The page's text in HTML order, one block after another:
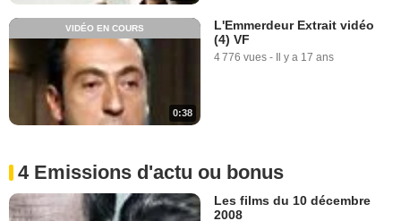
0:38
VIDÉO EN COURS
L'Emmerdeur Extrait vidéo
(4) VF
4 776 vues - Il y a 17 ans
4 Emissions d'actu ou bonus
Les films du 10 décembre
2008